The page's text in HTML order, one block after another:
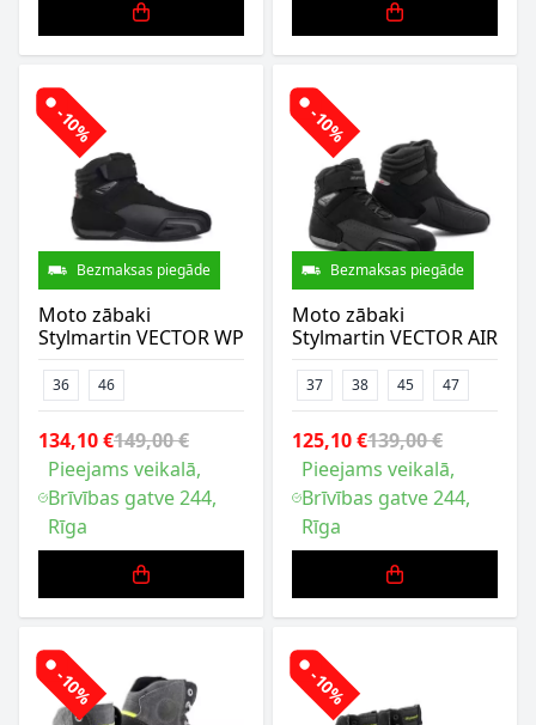
-10%
Bezmaksas piegāde
Moto zābaki
Stylmartin VECTOR WP
36 46
134,10 €149,00 €
Pieejams veikalā,
Brīvības gatve 244,
Rīga
-10%
Bezmaksas piegāde
Moto zābaki
Stylmartin VECTOR AIR
37 38 45 47
125,10 €139,00 €
Pieejams veikalā,
Brīvības gatve 244,
Rīga
-10% -10%